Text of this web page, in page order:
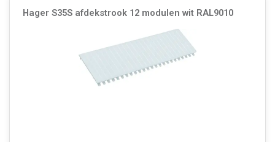
Hager S35S afdekstrook 12 modulen wit RAL9010